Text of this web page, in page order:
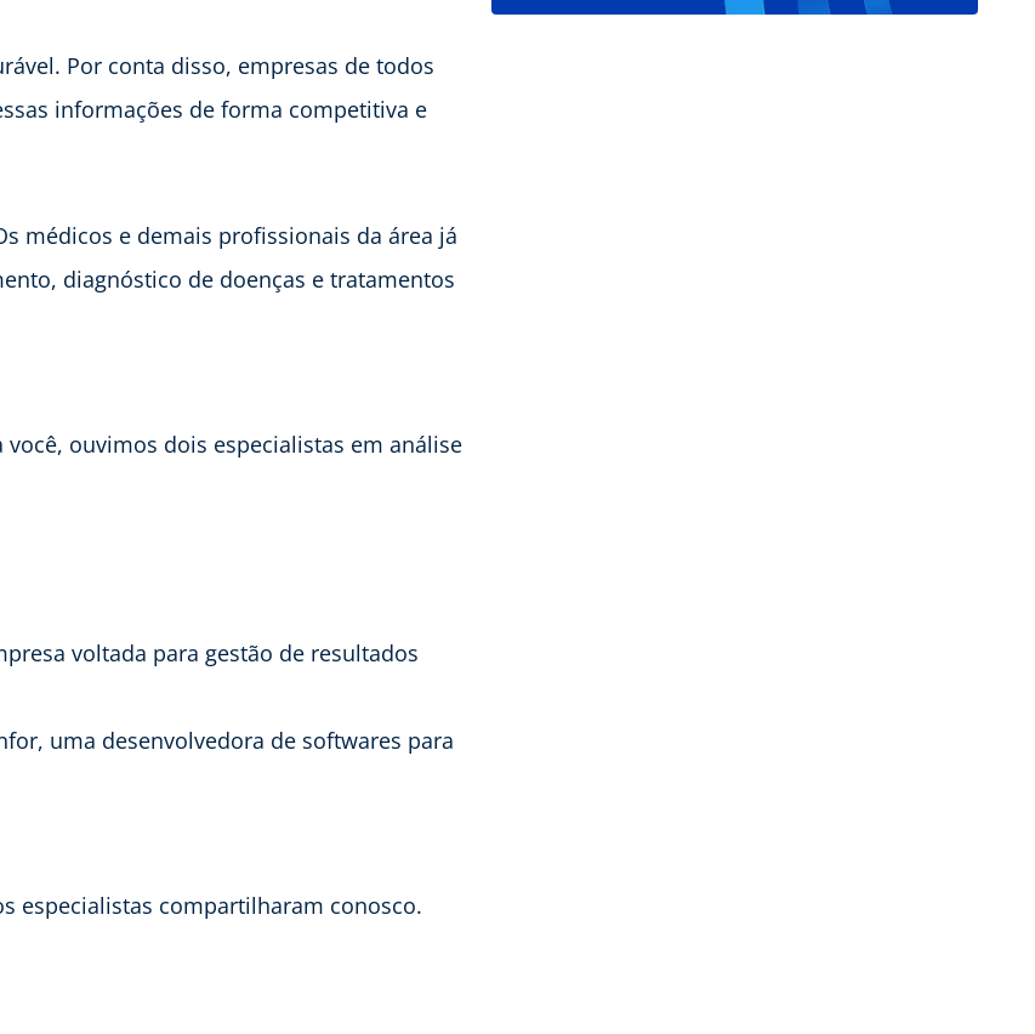
Por conta disso, empresas de todos
informações de forma competitiva e
médicos e demais profissionais da área já
diagnóstico de doenças e tratamentos
ouvimos dois especialistas em análise
voltada para gestão de resultados
uma desenvolvedora de softwares para
especialistas compartilharam conosco.